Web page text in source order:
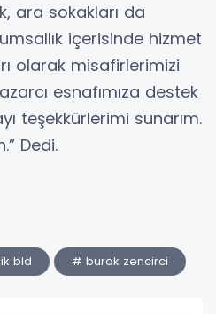
ara sokakları da
içerisinde hizmet
olarak misafirlerimizi
esnafımıza destek
teşekkürlerimi sunarım.
Dedi.
bld # burak zencirci